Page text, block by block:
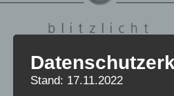
Stand: 17.11.2022